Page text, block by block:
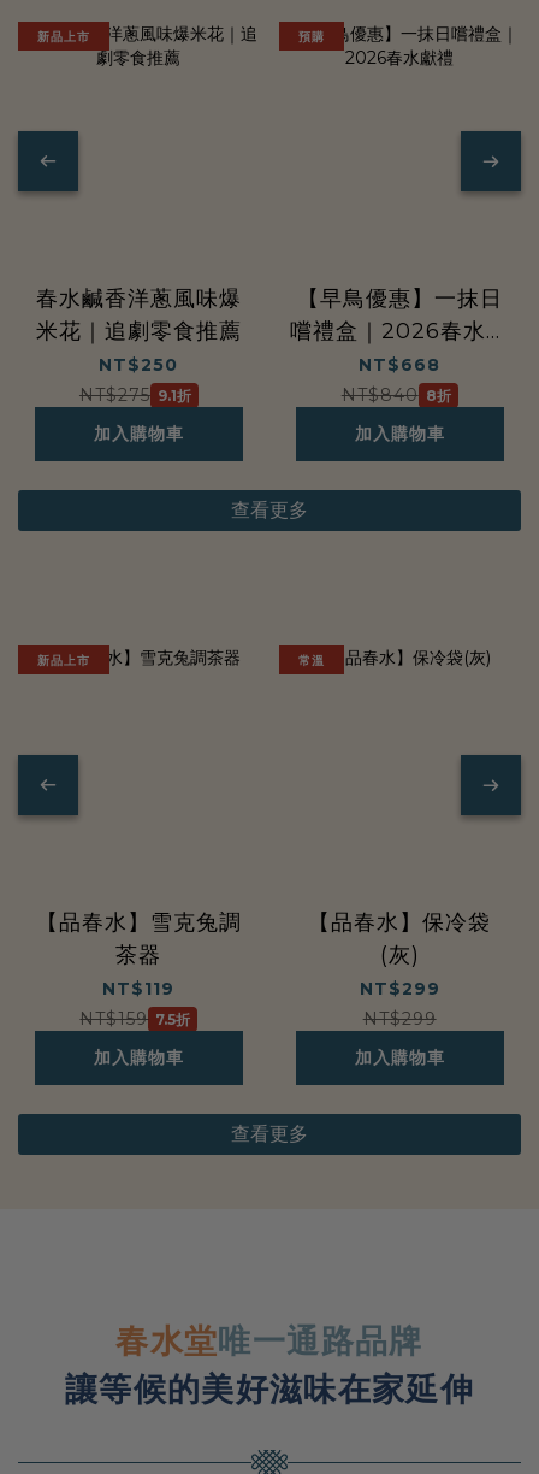
解新品上市
春水鹹香洋蔥風味爆
米花｜追劇零食推薦
NT$250
NT$275 9.1折
加入購物車
預購
【早鳥優惠】一抹日
嚐禮盒｜2026春水獻
禮
NT$668
NT$840 8折
加入購物車
查看更多
好新品上市
【品春水】雪克兔調
茶器
NT$119
NT$159 7.5折
加入購物車
常溫
【品春水】保冷袋
(灰)
NT$299
NT$299
加入購物車
查看更多
春水堂唯一通路品牌
讓等候的美好滋味在家延伸